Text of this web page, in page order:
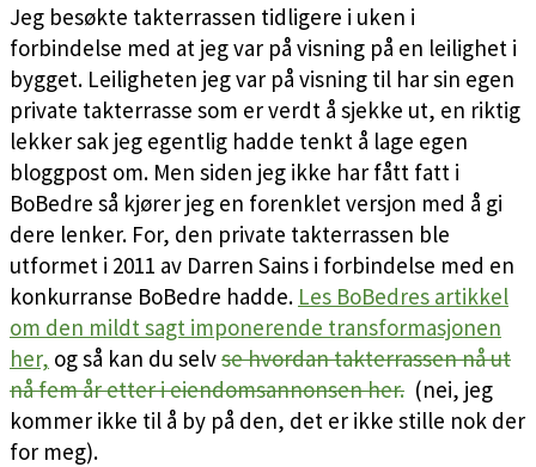
Jeg besøkte takterrassen tidligere i uken i
forbindelse med at jeg var på visning på en leilighet i
bygget. Leiligheten jeg var på visning til har sin egen
private takterrasse som er verdt å sjekke ut, en riktig
lekker sak jeg egentlig hadde tenkt å lage egen
bloggpost om. Men siden jeg ikke har fått fatt i
BoBedre så kjører jeg en forenklet versjon med å gi
dere lenker. For, den private takterrassen ble
utformet i 2011 av Darren Sains i forbindelse med en
konkurranse BoBedre hadde. Les BoBedres artikkel
om den mildt sagt imponerende transformasjonen
her, og så kan du selvse hvordan takterrassen nå ut
nå fem år etter i eiendomsannonsen her. (nei, jeg
kommer ikke til å by på den, det er ikke stille nok der
for meg).